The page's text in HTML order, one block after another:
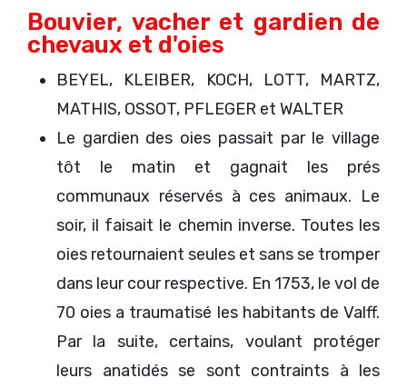
Bouvier, vacher et gardien de
chevaux et d'oies
BEYEL, KLEIBER, KOCH, LOTT, MARTZ,
MATHIS, OSSOT, PFLEGER et WALTER
Le gardien des oies passait par le village
tôt le matin et gagnait les prés
communaux réservés à ces animaux. Le
soir, il faisait le chemin inverse. Toutes les
oies retournaient seules et sans se tromper
dans leur cour respective. En 1753, le vol de
70 oies a traumatisé les habitants de Valff.
Par la suite, certains, voulant protéger
leurs anatidés se sont contraints à les